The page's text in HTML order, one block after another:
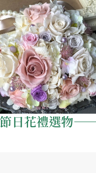
日花禮選物